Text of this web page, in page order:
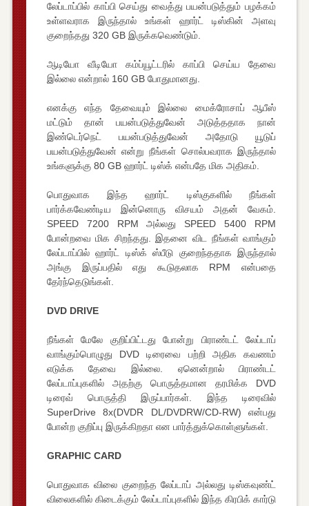
லேப்டாப்பில் காப்பி செய்து வைத்து பயன்படுத்தும் பழக்கம்
உள்ளவராக இருந்தால் உங்கள் ஹார்ட் டிஸ்கின் அளவு
குறைந்தது 320 GB இருக்கவெண்டும்.
ஆடியோ வீடியோ கம்ப்யூட்டரில் காப்பி செய்ய தேவை
இல்லை என்றால் 160 GB போதுமானது.
எனக்கு எந்த தேவையும் இல்லை மைக்ரோசாப் ஆபீஸ்
மட்டும் தான் பயன்படுத்துவேன் அடுத்ததாக நான்
இண்டெர்நெட் பயன்படுத்துவேன் அதோடு யூடுப்
பயன்படுத்துவேன் என்று நீங்கள் சொல்பவராக இருந்தால்
உங்களுக்கு 80 GB ஹார்ட் டிஸ்க் என்பதே மிக அதிகம்.
பொதுவாக இந்த ஹார்ட் டிஸ்குகளில் நீங்கள்
பார்க்கவேண்டிய இன்னொரு விசயம் அதன் வேகம்.
SPEED 7200 RPM அல்லது SPEED 5400 RPM
போன்றவை மிக சிறந்தது. இதனை விட நீங்கள் வாங்கும்
லேப்டாப்பில் ஹார்ட் டிஸ்க் ஸ்பீடு குறைந்ததாக இருந்தால்
அங்கு இருப்பதில் எது கூடுதலாக RPM என்பதை
தேர்ந்தெடுங்கள்.
DVD DRIVE
நீங்கள் மேலே குறிப்பிட்டது போன்று பிராண்டட் லேப்டாப்
வாங்கும்பொழுது DVD டிரைவை பற்றி அதிக கவணம்
எடுக்க தேவை இல்லை. ஏனென்றால் பிராண்டட்
லேப்டாப்புகளில் அதற்கு பொருத்தமான தரமிக்க DVD
டிரைவ் பொருத்தி இருப்பார்கள். இந்த டிரைவில்
SuperDrive 8x(DVDR DL/DVDRW/CD-RW) என்பது
போன்ற குறிப்பு இருக்கிறதா என பார்த்துக்கொள்ளுங்கள்.
GRAPHIC CARD
பொதுவாக விலை குறைந்த லேப்டாப் அல்லது டிஸ்கவுண்ட்
விலைகளில் கிடைக்கும் லேப்டாப்புகளில் இந்த கிரபிக் கார்டு